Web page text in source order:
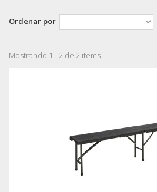
Ordenar por
Mostrando 1 - 2 de 2 items